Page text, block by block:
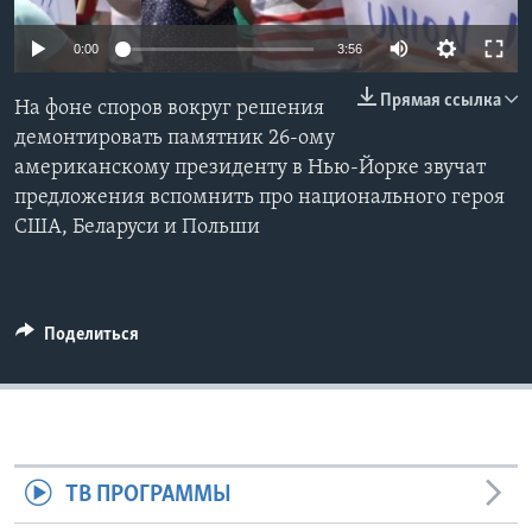
Learning English
СОЦИАЛЬНЫЕ СЕТИ
Языки
0:00 3:56
Прямая ссылка
На фоне споров вокруг решения
демонтировать памятник 26-ому
американскому президенту в Нью-Йорке звучат
предложения вспомнить про национального героя
США, Беларуси и Польши
Поделиться
ТВ ПРОГРАММЫ